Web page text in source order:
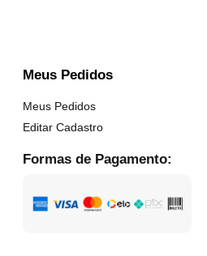
Meus Pedidos
Meus Pedidos
Editar Cadastro
Formas de Pagamento: